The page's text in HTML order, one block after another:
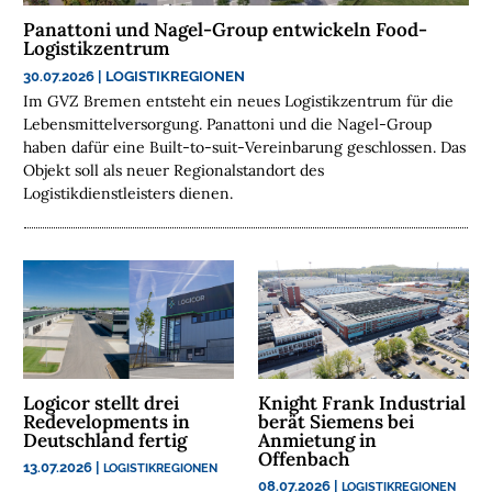
E
N
N
A
C
H
H
T
I
G
K
E
I
T
U
Panattoni und Nagel-Group entwickeln Food-
Logistikzentrum
30.07.2026 LOGISTIKREGIONEN
Im GVZ Bremen entsteht ein neues Logistikzentrum für die
Lebensmittelversorgung. Panattoni und die Nagel-Group
haben dafür eine Built-to-suit-Vereinbarung geschlossen. Das
Objekt soll als neuer Regionalstandort des
Logistikdienstleisters dienen.
Logicor stellt drei
Redevelopments in
Deutschland fertig
13.07.2026 |LOGISTIKREGIONEN
Knight Frank Industrial
berät Siemens bei
Anmietung in
Offenbach
08.07.2026 |LOGISTIKREGIONEN